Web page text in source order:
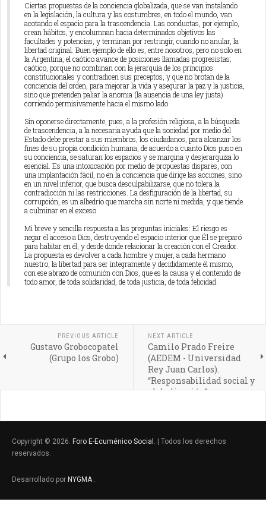
Ciertas propuestas de la conciencia globalizada, que se van instalando
en la legislación, la cultura y las costumbres, en todo el mundo, van
acotando el espacio para la trascendencia. Las conductas, por ejemplo,
crean hábitos, y encolumnan hacia determinados objetivos las
facultades y potencias, y terminan por restringir, cuando no anular, la
libertad original. Buen ejemplo de ello es, entre nosotros, pero no solo en
la Argentina, el caótico avance de posiciones llamadas progresistas;
caótico, porque no combinan con la jerarquía de los principios
constitucionales y contradicen sus preceptos, y que no brotan de la
conciencia del orden, para mejorar la vida y asegurar la paz y la justicia,
sino que pretenden paliar la anomia (la ausencia de una ley justa)
corriendo permisivamente hacia el mismo lado.
Sin oponerse directamente, pues, a la profesión religiosa, a la búsqueda
de trascendencia, a la necesaria ayuda que la sociedad por medio del
Estado debe prestar a sus miembros, los ciudadanos, para alcanzar los
fines de su propia condición humana, de acuerdo a cuanto Dios puso en
su conciencia, se saturan los espacios y se margina y desjerarquiza lo
esencial. Es una intoxicación por medio de propuestas dispares, con
una implantación fácil, no en la conciencia que dirige las acciones, sino
en un nivel inferior, que busca desculpabilizarse, que no tolera la
contradicción ni las restricciones. La desfiguración de la libertad, su
corrupción, es un albedrío que marcha sin norte ni medida, y que tiende
a culminar en el exceso.
Mi breve y sencilla respuesta a las preguntas iniciales: El riesgo es
negar el acceso a Dios, destruyendo el espacio interior que Él se preparó
para habitar en él, y desde donde relacionar la creación con el Creador.
La propuesta es devolver a cada hombre y mujer, a cada hermano
nuestro, la libertad para ser íntegramente y decididamente él mismo,
con ese abrazo de comunión con Dios, que es la causa y el contenido de
todo amor, de toda solidaridad, de toda justicia, de toda felicidad.
PREVIOUS ARTICLE
Gustavo Grobocopatel
(Grupo los Grobo)
NEXT ARTICLE
Camilo Prado Freire
(AEDEM - Universidad
Rey Juan Carlos).
“Responsabilidad social y
globalización”
Copyright © 2026. Foro E-Ecuménico Social . | Todos los derechos
reservados.
Desarrollado por NYGMA .